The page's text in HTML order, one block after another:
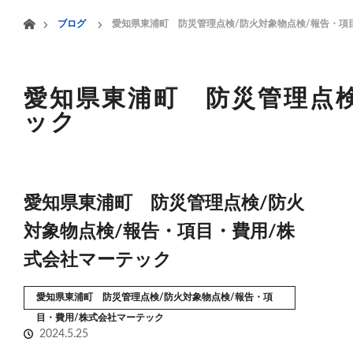
HOME 業務案内
ブログ
愛知県東浦町 防災管理点検/防火対象物点検/報告・項
愛知県東浦町 防災管理点
ック
愛知県東浦町 防災管理点検/防火
対象物点検/報告・項目・費用/株
式会社マーテック
愛知県東浦町 防災管理点検/防火対象物点検/報告・項
目・費用/株式会社マーテック
2024.5.25